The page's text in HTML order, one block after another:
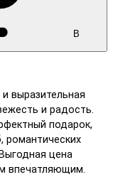
В
выразительная
и радость.
подарок,
романтических
цена
впечатляющим.